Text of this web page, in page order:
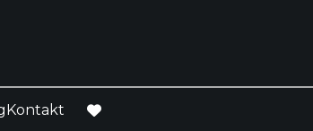
Kontakt
favorite